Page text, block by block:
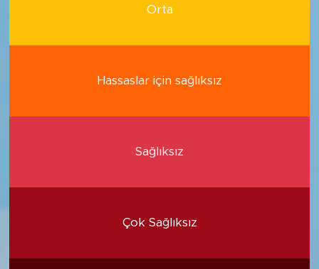
Orta
Hassaslar için sağlıksız
Sağlıksız
Çok Sağlıksız